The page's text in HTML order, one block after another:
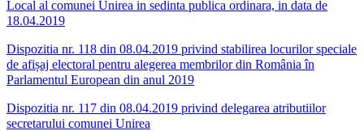
Local al comunei Unirea in sedinta publica ordinara, in data de
18.04.2019
Dispozitia nr. 118 din 08.04.2019 privind stabilirea locurilor speciale
de afișaj electoral pentru alegerea membrilor din România în
Parlamentul European din anul 2019
Dispozitia nr. 117 din 08.04.2019 privind delegarea atributiilor
secretarului comunei Unirea